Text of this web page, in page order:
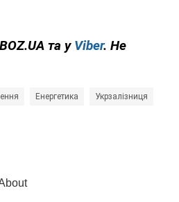
та у Viber. Не
Енергетика Укрзалізниця